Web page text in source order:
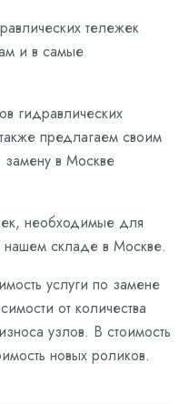
тележек
и в самые
гидравлических
предлагаем своим
в Москве
необходимые для
складе в Москве.
услуги по замене
от количества
узлов. В стоимость
новых роликов.